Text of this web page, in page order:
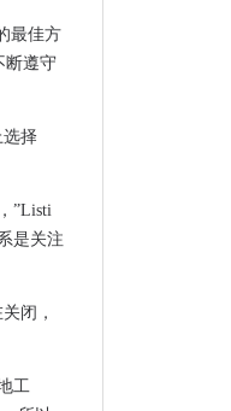
最佳方
断遵守
选择
”Listi
是关注
闭，
工